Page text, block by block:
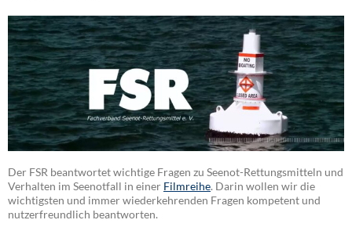
Der FSR beantwortet wichtige Fragen zu Seenot-Rettungsmitteln und
Verhalten im Seenotfall in einer Filmreihe. Darin wollen wir die
wichtigsten und immer wiederkehrenden Fragen kompetent und
nutzerfreundlich beantworten.